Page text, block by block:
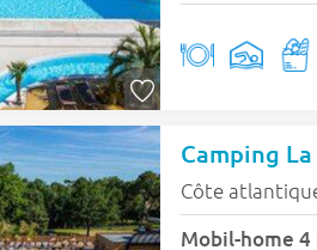
Camping
Côte
Mobil-home 4